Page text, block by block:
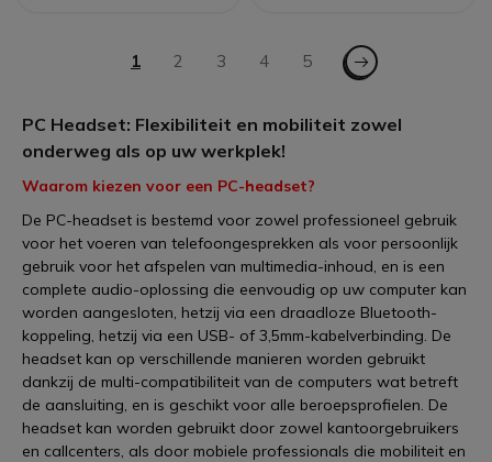
Pagina
U lees momenteel pagina
1 Pagina
2 Pagina
3 Pagina
4 Pagina
5 Pagina - Volgende
PC Headset: Flexibiliteit en mobiliteit zowel
onderweg als op uw werkplek!
Waarom kiezen voor een PC-headset?
De PC-headset is bestemd voor zowel professioneel gebruik
voor het voeren van telefoongesprekken als voor persoonlijk
gebruik voor het afspelen van multimedia-inhoud, en is een
complete audio-oplossing die eenvoudig op uw computer kan
worden aangesloten, hetzij via een draadloze Bluetooth-
koppeling, hetzij via een USB- of 3,5mm-kabelverbinding. De
headset kan op verschillende manieren worden gebruikt
dankzij de multi-compatibiliteit van de computers wat betreft
de aansluiting, en is geschikt voor alle beroepsprofielen. De
headset kan worden gebruikt door zowel kantoorgebruikers
en callcenters, als door mobiele professionals die mobiliteit en